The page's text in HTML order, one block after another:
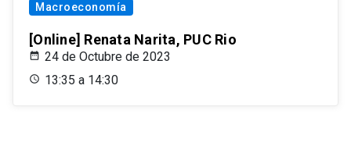
Macroeconomía
[Online] Renata Narita, PUC Rio
24 de Octubre de 2023
13:35 a 14:30